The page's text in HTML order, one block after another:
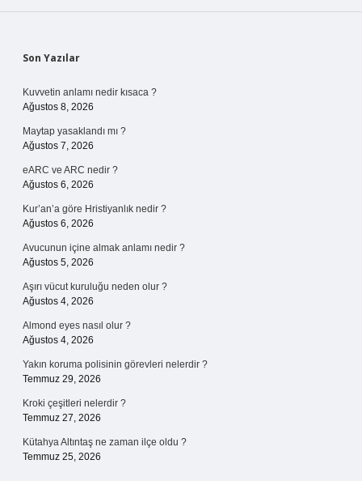
Sidebar
Son Yazılar
Kuvvetin anlamı nedir kısaca ?
Ağustos 8, 2026
Maytap yasaklandı mı ?
Ağustos 7, 2026
eARC ve ARC nedir ?
Ağustos 6, 2026
Kur’an’a göre Hristiyanlık nedir ?
Ağustos 6, 2026
Avucunun içine almak anlamı nedir ?
Ağustos 5, 2026
Aşırı vücut kuruluğu neden olur ?
Ağustos 4, 2026
Almond eyes nasıl olur ?
Ağustos 4, 2026
Yakın koruma polisinin görevleri nelerdir ?
Temmuz 29, 2026
Kroki çeşitleri nelerdir ?
Temmuz 27, 2026
Kütahya Altıntaş ne zaman ilçe oldu ?
Temmuz 25, 2026